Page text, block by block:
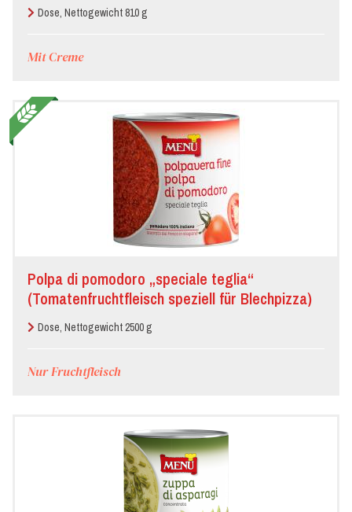
Dose, Nettogewicht 810 g
Mit Creme
Polpa di pomodoro „speciale teglia“
(Tomatenfruchtfleisch speziell für Blechpizza)
Dose, Nettogewicht 2500 g
Nur Fruchtfleisch